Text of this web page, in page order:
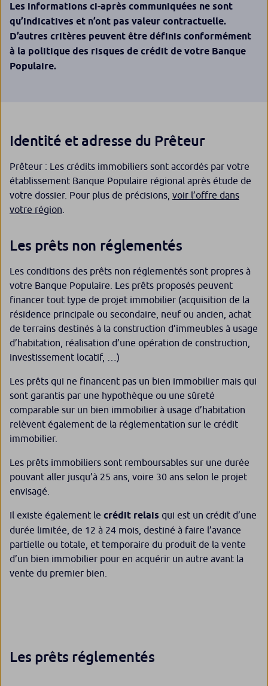
Les informations ci-après communiquées ne sont
qu’indicatives et n’ont pas valeur contractuelle.
D’autres critères peuvent être définis conformément
à la politique des risques de crédit de votre Banque
Populaire.
Identité et adresse du Prêteur
Prêteur : Les crédits immobiliers sont accordés par votre
établissement Banque Populaire régional après étude de
votre dossier. Pour plus de précisions, voir l’offre dans
votre région
Les prêts non réglementés
Les conditions des prêts non réglementés sont propres à
votre Banque Populaire. Les prêts proposés peuvent
financer tout type de projet immobilier (acquisition de la
résidence principale ou secondaire, neuf ou ancien, achat
de terrains destinés à la construction d’immeubles à usage
d’habitation, réalisation d’une opération de construction,
investissement locatif, …)
Les prêts qui ne financent pas un bien immobilier mais qui
sont garantis par une hypothèque ou une sûreté
comparable sur un bien immobilier à usage d’habitation
relèvent également de la réglementation sur le crédit
immobilier.
Les prêts immobiliers sont remboursables sur une durée
pouvant aller jusqu’à 25 ans, voire 30 ans selon le projet
envisagé.
Il existe également le crédit relais qui est un crédit d’une
durée limitée, de 12 à 24 mois, destiné à faire l’avance
partielle ou totale, et temporaire du produit de la vente
d’un bien immobilier pour en acquérir un autre avant la
vente du premier bien.
Les prêts réglementés